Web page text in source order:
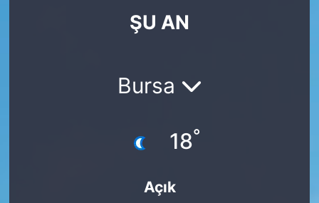
ŞU AN
Bursa
18°
Açık
KÖŞE YAZILARI